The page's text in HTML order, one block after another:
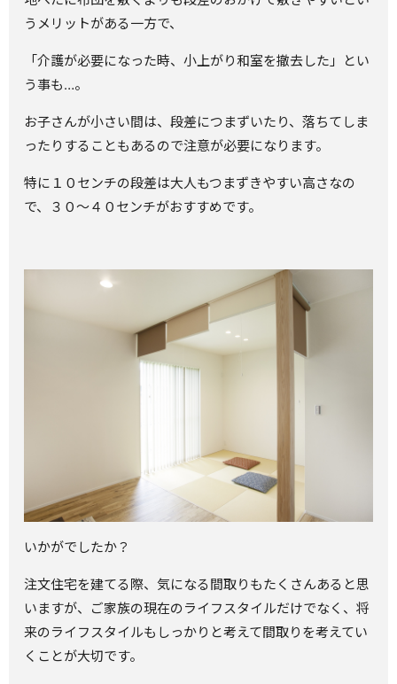
うメリットがある一方で、
「介護が必要になった時、小上がり和室を撤去した」とい
う事も…。
お子さんが小さい間は、段差につまずいたり、落ちてしま
ったりすることもあるので注意が必要になります。
特に１０センチの段差は大人もつまずきやすい高さなの
で、３０～４０センチがおすすめです。
いかがでしたか？
注文住宅を建てる際、気になる間取りもたくさんあると思
いますが、ご家族の現在のライフスタイルだけでなく、将
来のライフスタイルもしっかりと考えて間取りを考えてい
くことが大切です。